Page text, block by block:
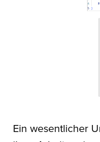
Ein wesentlicher